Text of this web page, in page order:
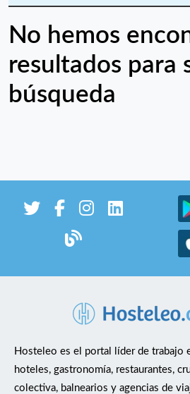
No hemos
resultados para
búsqueda
Hosteleo es el portal líder de trabajo
hoteles, gastronomía, restaurantes,
colectiva, balnearios y agencias de